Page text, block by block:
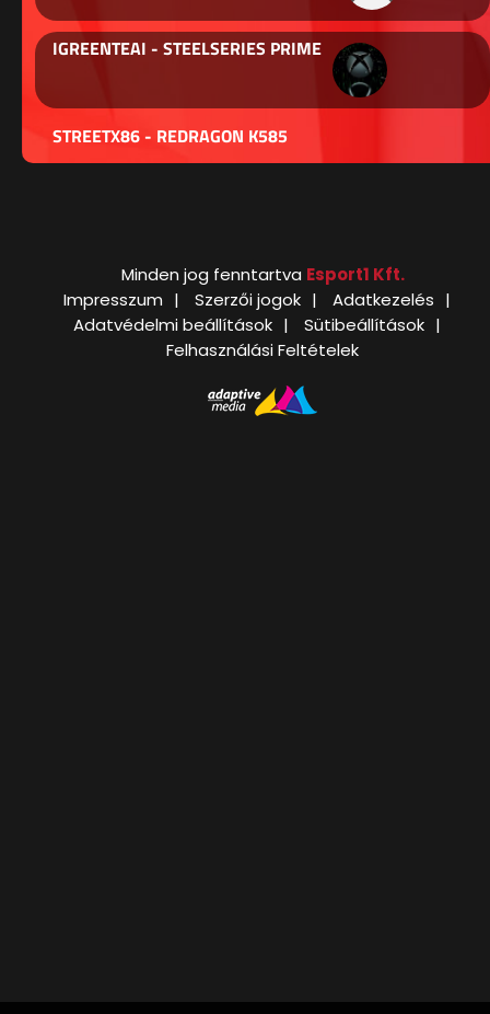
IGREENTEAI - STEELSERIES PRIME
STREETX86 - REDRAGON K585
Minden jog fenntartva Esport1 Kft.
Impresszum
Szerzői jogok
Adatkezelés
Adatvédelmi beállítások
Sütibeállítások
Felhasználási Feltételek